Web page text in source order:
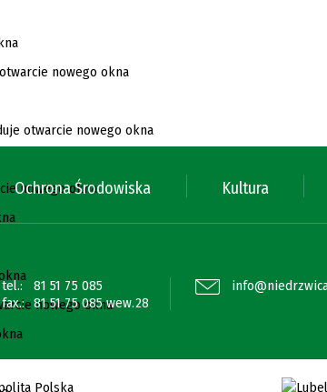
Ochrona Środowiska Kultura
tel.:
81 51 75 085
fax.: 81 51 75 085 wew.28